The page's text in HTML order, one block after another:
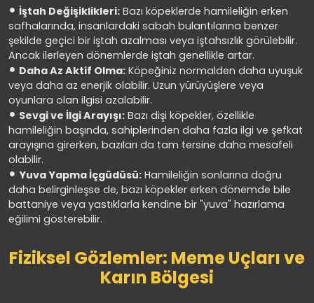
İştah Değişiklikleri: Bazı köpeklerde hamileliğin erken
safhalarında, insanlardaki sabah bulantılarına benzer
şekilde geçici bir iştah azalması veya iştahsızlık görülebilir.
Ancak ilerleyen dönemlerde iştah genellikle artar.
Daha Az Aktif Olma: Köpeğiniz normalden daha uyuşuk
veya daha az enerjik olabilir. Uzun yürüyüşlere veya
oyunlara olan ilgisi azalabilir.
Sevgi ve İlgi Arayışı: Bazı dişi köpekler, özellikle
hamileliğin başında, sahiplerinden daha fazla ilgi ve şefkat
arayışına girerken, bazıları da tam tersine daha mesafeli
olabilir.
Yuva Yapma İçgüdüsü: Hamileliğin sonlarına doğru
daha belirginleşse de, bazı köpekler erken dönemde bile
battaniye veya yastıklarla kendine bir "yuva" hazırlama
eğilimi gösterebilir.
Fiziksel Gözlemler: Meme Uçları ve
Karın Bölgesi